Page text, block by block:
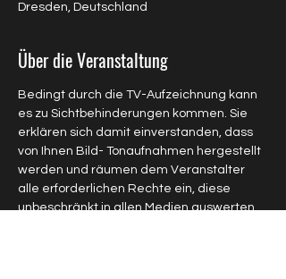
Dresden, Deutschland
Über die Veranstaltung
Bedingt durch die TV-Aufzeichnung kann
es zu Sichtbehinderungen kommen. Sie
erklären sich damit einverstanden, dass
von Ihnen Bild- Tonaufnahmen hergestellt
werden und räumen dem Veranstalter
alle erforderlichen Rechte ein, diese
unbeschränkt in allen Medien auswerten